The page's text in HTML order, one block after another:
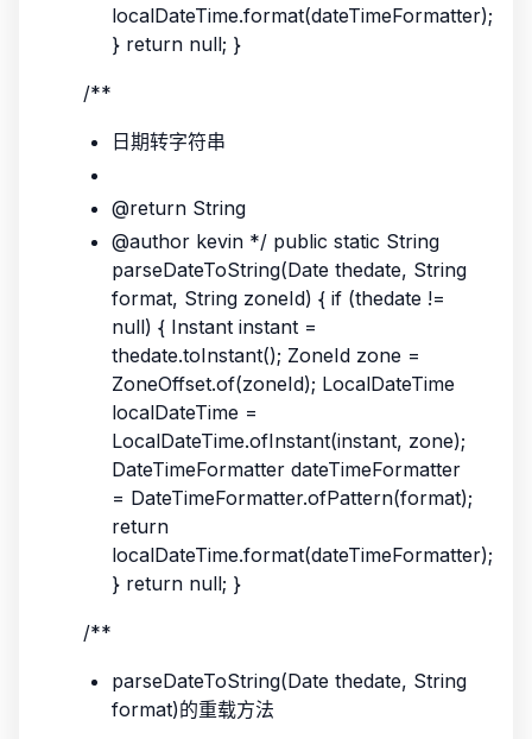
localDateTime.format(dateTimeFormatter);
} return null; }
/**
日期转字符串
@return String
@author kevin */ public static String
parseDateToString(Date thedate, String
format, String zoneId) { if (thedate !=
null) { Instant instant =
thedate.toInstant(); ZoneId zone =
ZoneOffset.of(zoneId); LocalDateTime
localDateTime =
LocalDateTime.ofInstant(instant, zone);
DateTimeFormatter dateTimeFormatter
= DateTimeFormatter.ofPattern(format);
return
localDateTime.format(dateTimeFormatter);
} return null; }
/**
parseDateToString(Date thedate, String
format)的重载方法